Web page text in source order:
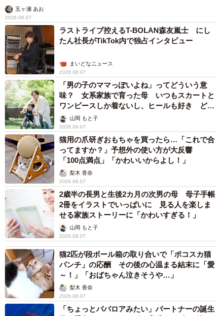
退職金を運用に回せる人は何が違う？ 「退職金額の多さ」より
重要な“ある経験”とは
まいどなニュース情報部
2026.08.07
「火事以来10カ月ぶり」全焼した自宅訪れた林
家ぺー 内装も壁も取り払われスケルトン状態
の部屋に呆然
まいどなトピック
2026.08.07
「こんなかわいい子おるん！？」大阪出身の
UHB26歳アナが話題…父は元プロ野球選手
「アイドルさんよりかわいい」「めちゃ爽や
か」まいどなメディア
2026.08.07
世界一周中に3度も出会った運命的カップル
口では言えない「ジョージアの熱い夜」に「も
うやめぇや！」藤井が猛ツッコミ連発【新婚さ
ん】まいどなニュース
2026.08.07